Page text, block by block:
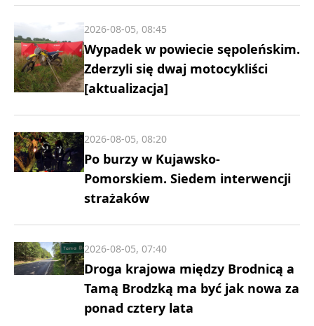
Wypadek w powiecie sępoleńskim.
Zderzyli się dwaj motocykliści
[aktualizacja]
2026-08-05, 08:45
Po burzy w Kujawsko-
Pomorskiem. Siedem interwencji
strażaków
2026-08-05, 08:20
Droga krajowa między Brodnicą a
Tamą Brodzką ma być jak nowa za
ponad cztery lata
2026-08-05, 07:40